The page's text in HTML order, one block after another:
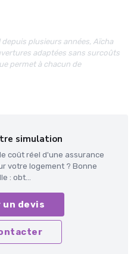
plusieurs années, Aïcha
adaptées sans surcoûts
permet à chacun de
simulation
coût réel d'une assurance
votre logement ? Bonne
: obt...
un devis